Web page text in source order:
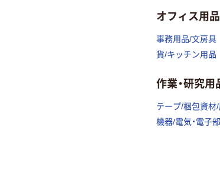
オフィス用品
事務用品/文房具
貨/キッチン用品
作業・研究用
テープ/梱包資材
機器/電気・電子